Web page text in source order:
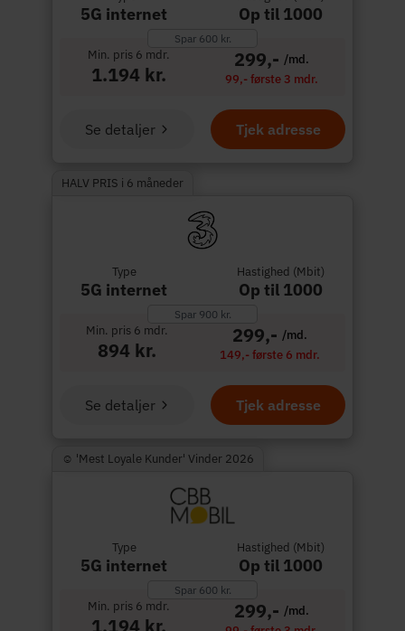
5G internet Op til 1000
Spar 600 kr.
Min. pris 6 mdr.
1.194 kr.
299,- /md.
99,- første 3 mdr.
Tjek adresse
Se detaljer
HALV PRIS i 6 måneder
Type
5G internet
Hastighed (Mbit)
Op til 1000
Spar 900 kr.
Min. pris 6 mdr.
894 kr.
299,- /md.
149,- første 6 mdr.
Tjek adresse
Se detaljer
☺︎ 'Mest Loyale Kunder' Vinder 2026
Type
5G internet
Hastighed (Mbit)
Op til 1000
Spar 600 kr.
Min. pris 6 mdr.
1.194 kr.
299,- /md.